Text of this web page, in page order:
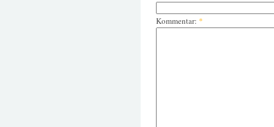
Kommentar: *